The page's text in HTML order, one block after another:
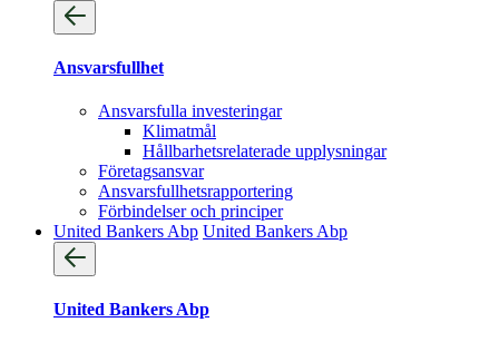
Ansvarsfullhet
Ansvarsfulla investeringar
Klimatmål
Hållbarhetsrelaterade upplysningar
Företagsansvar
Ansvarsfullhets­rapportering
Förbindelser och principer
United Bankers Abp United Bankers Abp
United Bankers Abp